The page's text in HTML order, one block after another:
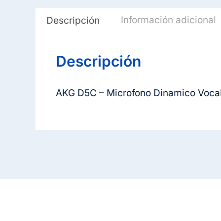
Descripción Información adicional
Descripción
AKG D5C – Microfono Dinamico